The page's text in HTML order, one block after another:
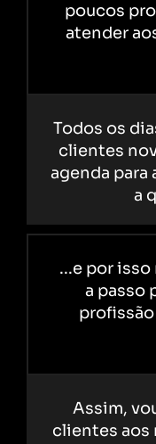
poucos
atender
Todos os
clientes
agenda para
a
...e por
a passo
Assim,
clientes aos